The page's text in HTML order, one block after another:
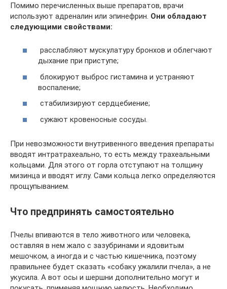
Помимо перечисленных выше препаратов, врачи
используют адреналин или эпинефрин. Они обладают
следующими свойствами:
расслабляют мускулатуру бронхов и облегчают
дыхание при приступе;
блокируют выброс гистамина и устраняют
воспаление;
стабилизируют сердцебиение;
сужают кровеносные сосуды.
При невозможности внутривенного введения препараты
вводят интратрахеально, то есть между трахеальными
кольцами. Для этого от горла отступают на толщину
мизинца и вводят иглу. Сами кольца легко определяются
прощупыванием.
Что предпринять самостоятельно
Пчелы впиваются в тело животного или человека,
оставляя в нем жало с зазубринами и ядовитым
мешочком, а иногда и с частью кишечника, поэтому
правильнее будет сказать «собаку ужалили пчела», а не
укусила. А вот осы и шершни дополнительно могут и